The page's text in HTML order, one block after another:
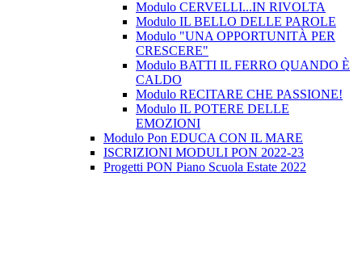
Modulo CERVELLI...IN RIVOLTA
Modulo IL BELLO DELLE PAROLE
Modulo "UNA OPPORTUNITÀ PER
CRESCERE"
Modulo BATTI IL FERRO QUANDO È
CALDO
Modulo RECITARE CHE PASSIONE!
Modulo IL POTERE DELLE
EMOZIONI
Modulo Pon EDUCA CON IL MARE
ISCRIZIONI MODULI PON 2022-23
Progetti PON Piano Scuola Estate 2022